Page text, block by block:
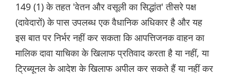
149 (1) के तहत 'वेतन और वसूली का सिद्धांत' तीसरे पक्ष
(दावेदारों) के पास उपलब्ध एक वैधानिक अधिकार है और यह
इस बात पर निर्भर नहीं कर सकता कि आपत्तिजनक वाहन का
मालिक दावा याचिका के खिलाफ प्रतिवाद करता है या नहीं, या
ट्रिब्यूनल के आदेश के खिलाफ अपील कर सकते हैं या नहीं कर